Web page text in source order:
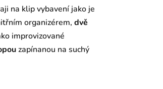
na klip vybavení jako je
organizérem,dvě
improvizované
zapínanou na suchý